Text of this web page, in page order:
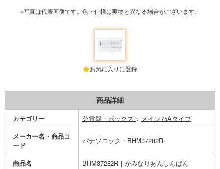
※写真は代表画像です。色・仕様は実物と異なる場合がございます。
お気に入りに登録
商品詳細
カテゴリー 分電盤・ボックス > メイン75Aタイプ
メーカー名・商品コ
ード
パナソニック・BHM37282R
商品名
BHM37282R｜かみなりあんしんばん